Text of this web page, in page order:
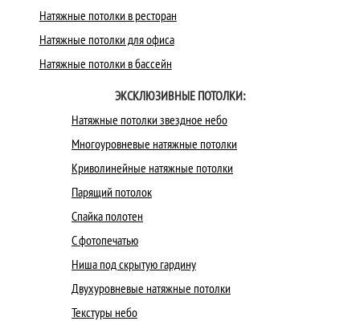
Натяжные потолки в ресторан
Натяжные потолки для офиса
Натяжные потолки в бассейн
ЭКСКЛЮЗИВНЫЕ ПОТОЛКИ:
Натяжные потолки звездное небо
Многоуровневые натяжные потолки
Криволинейные натяжные потолки
Парящий потолок
Спайка полотен
С фотопечатью
Ниша под скрытую гардину
Двухуровневые натяжные потолки
Текстуры небо